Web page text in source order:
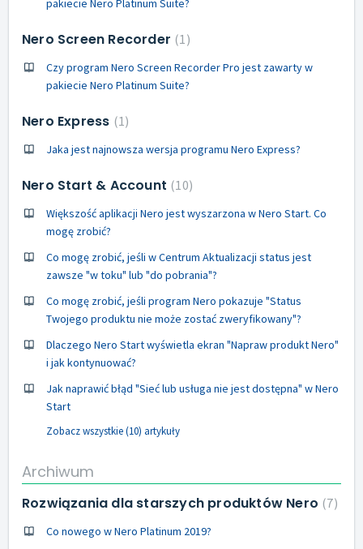
Nero Screen Recorder 1
Czy program Nero Screen Recorder Pro jest zawarty w
pakiecie Nero Platinum Suite?
Nero Express 1
Jaka jest najnowsza wersja programu Nero Express?
Nero Start & Account 10
Większość aplikacji Nero jest wyszarzona w Nero Start. Co
mogę zrobić?
Co mogę zrobić, jeśli w Centrum Aktualizacji status jest
zawsze "w toku" lub "do pobrania"?
Co mogę zrobić, jeśli program Nero pokazuje "Status
Twojego produktu nie może zostać zweryfikowany"?
Dlaczego Nero Start wyświetla ekran "Napraw produkt Nero"
i jak kontynuować?
Jak naprawić błąd "Sieć lub usługa nie jest dostępna" w Nero
Start
Zobacz wszystkie (10) artykuły
Archiwum
Rozwiązania dla starszych produktów Nero 7
Co nowego w Nero Platinum 2019?